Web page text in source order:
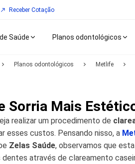
Receber Cotação
Saúde Planos odontológicos
Planos odontológicos Metlife
Sorria Mais
realizar um procedimento de
esses custos. Pensando nisso, a
Zelas Saúde, observamos que
através de clareamento